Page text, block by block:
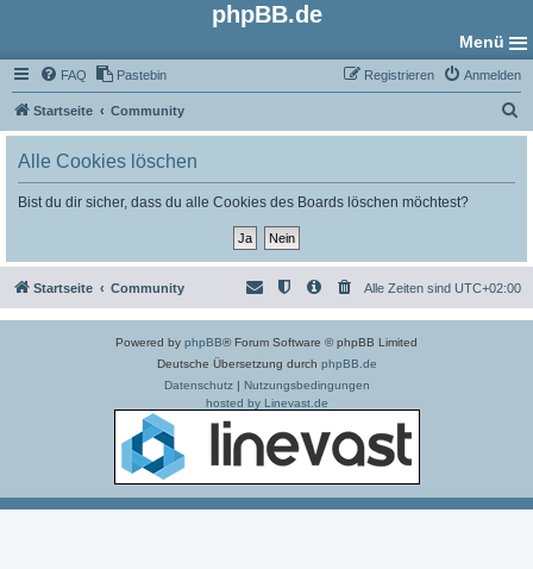
phpBB.de
Menü
FAQ Pastebin Anmelden
Registrieren
Startseite Community
u
Alle Cookies löschen
Bist du dir sicher, dass du alle Cookies des Boards löschen möchtest?
Startseite Community Alle Zeiten sind UTC+02:00
Powered by phpBB® Forum Software © phpBB Limited
Deutsche Übersetzung durch phpBB.de
Datenschutz| Nutzungsbedingungen
hosted by Linevast.de